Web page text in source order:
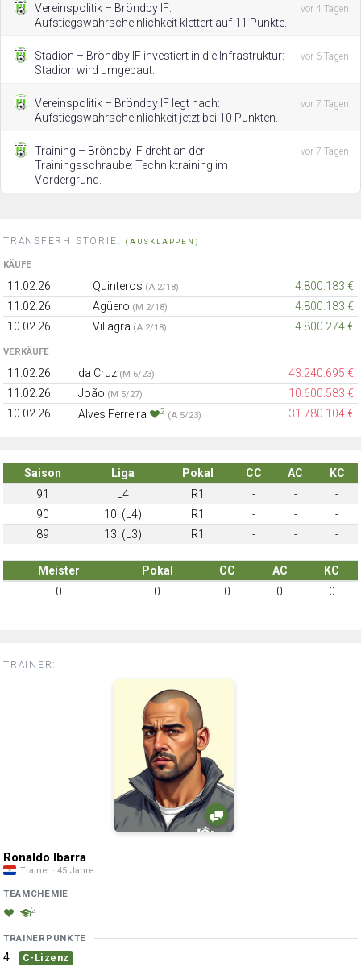
Vereinspolitik – Bröndby IF:
Aufstiegswahrscheinlichkeit klettert auf 11 Punkte.
vor 4 Tagen
Stadion – Bröndby IF investiert in die Infrastruktur:
Stadion wird umgebaut.
vor 6 Tagen
Vereinspolitik – Bröndby IF legt nach:
Aufstiegswahrscheinlichkeit jetzt bei 10 Punkten.
vor 7 Tagen
Training – Bröndby IF dreht an der
Trainingsschraube: Techniktraining im
Vordergrund.
vor 7 Tagen
TRANSFERHISTORIE: (AUSKLAPPEN)
KÄUFE
11.02.26 Quinteros (A 2/18)
4.800.183 €
11.02.26
Agüero (M 2/18)
4.800.183 €
10.02.26
Villagra (A 2/18) 4.800.274 €
VERKÄUFE
11.02.26 da Cruz (M 6/23)
43.240.695 €
11.02.26
João (M 5/27)
10.600.583 €
10.02.26
Alves Ferreira 2 (A 5/23) 31.780.104 €
Saison Liga Pokal CC AC
KC
91
L4 R1 - -
-
90
10. (L4) R1 - -
-
89
13. (L3) R1 - - -
Meister Pokal CC AC
KC
0
0 0 0 0
TRAINER:
Ronaldo Ibarra
Trainer · 45 Jahre
TEAMCHEMIE
2
TRAINERPUNKTE
4 C-Lizenz